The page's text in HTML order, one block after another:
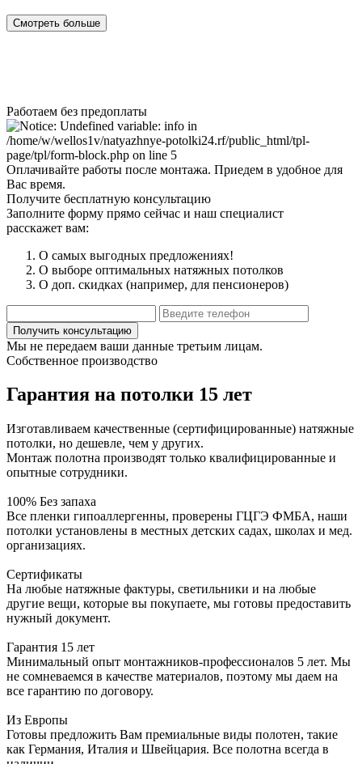
Смотреть больше
Работаем без предоплаты
Оплачивайте работы после монтажа. Приедем в удобное для
Вас время.
Получите бесплатную консультацию
Заполните форму прямо сейчас и наш специалист
расскажет вам:
О самых выгодных предложениях!
О выборе оптимальных натяжных потолков
О доп. скидках (например, для пенсионеров)
Мы не передаем ваши данные третьим лицам.
Собственное производство
Гарантия на потолки 15 лет
Изготавливаем качественные (сертифицированные) натяжные
потолки, но дешевле, чем у других.
Монтаж полотна производят только квалифицированные и
опытные сотрудники.
100% Без запаха
Все пленки гипоаллергенны, проверены ГЦГЭ ФМБА, наши
потолки установлены в местных детских садах, школах и мед.
организациях.
Сертификаты
На любые натяжные фактуры, светильники и на любые
другие вещи, которые вы покупаете, мы готовы предоставить
нужный документ.
Гарантия 15 лет
Минимальный опыт монтажников-профессионалов 5 лет. Мы
не сомневаемся в качестве материалов, поэтому мы даем на
все гарантию по договору.
Из Европы
Готовы предложить Вам премиальные виды полотен, такие
как Германия, Италия и Швейцария. Все полотна всегда в